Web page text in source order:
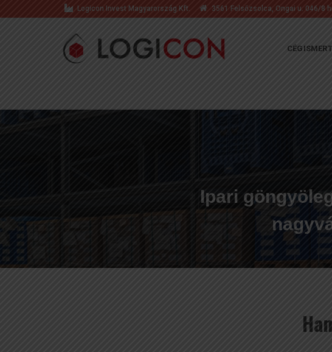
Logicon Invest Magyarország Kft. 3561 Felsőzsolca, Ongai u. 046/8
Ipari